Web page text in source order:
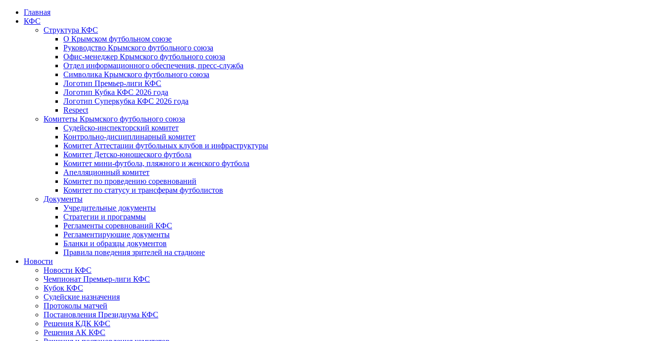
Главная
КФС
Структура КФС
О Крымском футбольном союзе
Руководство Крымского футбольного союза
Офис-менеджер Крымского футбольного союза
Отдел информационного обеспечения, пресс-служба
Символика Крымского футбольного союза
Логотип Премьер-лиги КФС
Логотип Кубка КФС 2026 года
Логотип Суперкубка КФС 2026 года
Respect
Комитеты Крымского футбольного союза
Судейско-инспекторский комитет
Контрольно-дисциплинарный комитет
Комитет Аттестации футбольных клубов и инфраструктуры
Комитет Детско-юношеского футбола
Комитет мини-футбола, пляжного и женского футбола
Апелляционный комитет
Комитет по проведению соревнований
Комитет по статусу и трансферам футболистов
Документы
Учредительные документы
Стратегии и программы
Регламенты соревнований КФС
Регламентирующие документы
Бланки и образцы документов
Правила поведения зрителей на стадионе
Новости
Новости КФС
Чемпионат Премьер-лиги КФС
Кубок КФС
Судейские назначения
Протоколы матчей
Постановления Президиума КФС
Решения КДК КФС
Решения АК КФС